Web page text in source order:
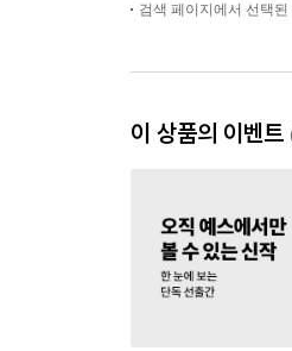
검색 페이지에서 선택
이 상품의 이벤트